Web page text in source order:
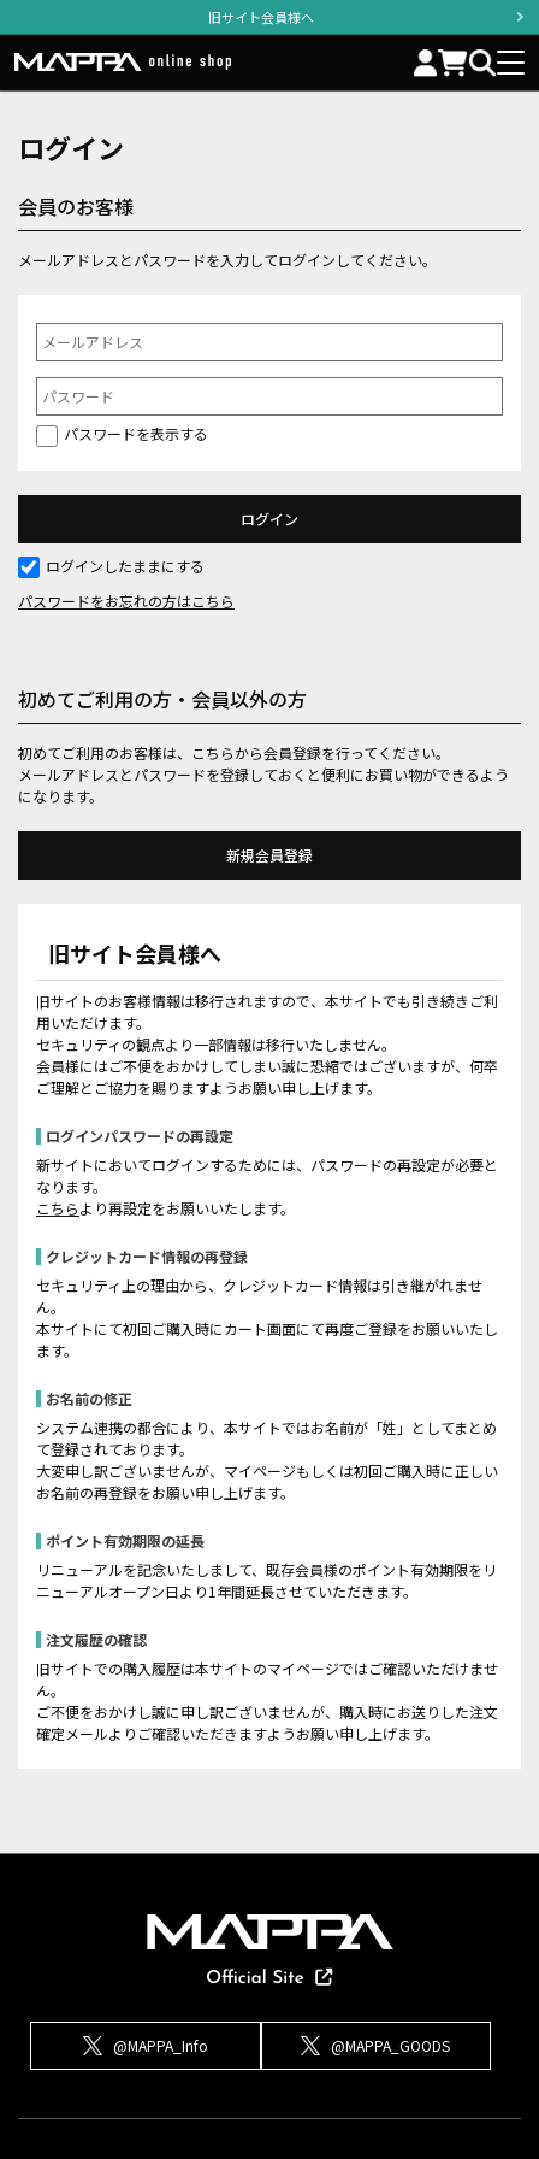
旧サイト会員様へ
ログイン
会員のお客様
メールアドレスとパスワードを入力してログインしてください。
パスワードを表示する
ログインしたままにする
パスワードをお忘れの方はこちら
初めてご利用の方・会員以外の方
初めてご利用のお客様は、こちらから会員登録を行ってください。
メールアドレスとパスワードを登録しておくと便利にお買い物ができるよう
になります。
旧サイト会員様へ
旧サイトのお客様情報は移行されますので、本サイトでも引き続きご利
用いただけます。
セキュリティの観点より一部情報は移行いたしません。
会員様にはご不便をおかけしてしまい誠に恐縮ではございますが、何卒
ご理解とご協力を賜りますようお願い申し上げます。
ログインパスワードの再設定
新サイトにおいてログインするためには、パスワードの再設定が必要と
なります。
こちらより再設定をお願いいたします。
クレジットカード情報の再登録
セキュリティ上の理由から、クレジットカード情報は引き継がれませ
ん。
本サイトにて初回ご購入時にカート画面にて再度ご登録をお願いいたし
ます。
お名前の修正
システム連携の都合により、本サイトではお名前が「姓」としてまとめ
て登録されております。
大変申し訳ございませんが、マイページもしくは初回ご購入時に正しい
お名前の再登録をお願い申し上げます。
ポイント有効期限の延長
リニューアルを記念いたしまして、既存会員様のポイント有効期限をリ
ニューアルオープン日より1年間延長させていただきます。
注文履歴の確認
旧サイトでの購入履歴は本サイトのマイページではご確認いただけませ
ん。
ご不便をおかけし誠に申し訳ございませんが、購入時にお送りした注文
確定メールよりご確認いただきますようお願い申し上げます。
@MAPPA_Info @MAPPA_GOODS